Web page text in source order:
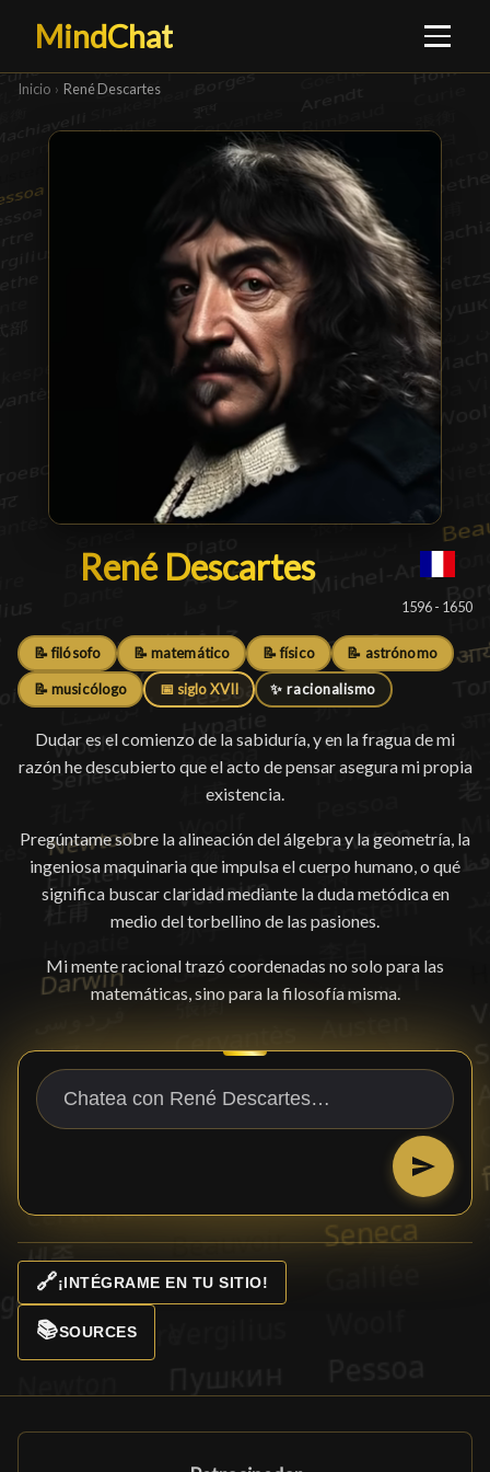
MindChat
Inicio › René Descartes
René Descartes
René Descartes█
1596 - 1650
📝 filósofo 📝 matemático 📝 físico 📝 astrónomo
📝 musicólogo 📅 siglo XVII ✨ racionalismo
Dudar es el comienzo de la sabiduría, y en la fragua de mi
razón he descubierto que el acto de pensar asegura mi propia
existencia.
Pregúntame sobre la alineación del álgebra y la geometría, la
ingeniosa maquinaria que impulsa el cuerpo humano, o qué
significa buscar claridad mediante la duda metódica en
medio del torbellino de las pasiones.
Mi mente racional trazó coordenadas no solo para las
matemáticas, sino para la filosofía misma.
🔗¡INTÉGRAME EN TU SITIO!
📚SOURCES